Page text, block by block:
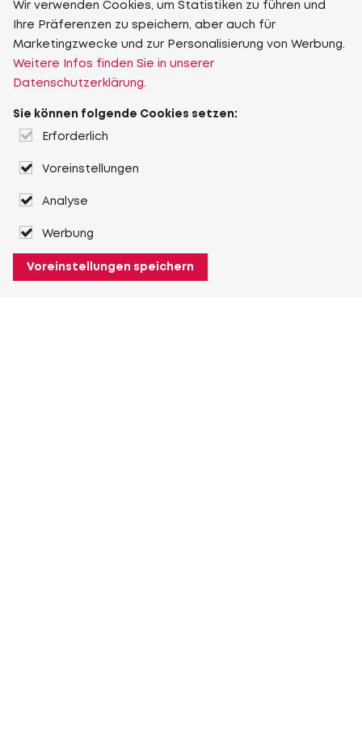
Wir verwenden Cookies, um Statistiken zu führen und
Ihre Präferenzen zu speichern, aber auch für
Marketingzwecke und zur Personalisierung von Werbung.
Weitere Infos finden Sie in unserer
Datenschutzerklärung.
Sie können folgende Cookies setzen:
Erforderlich
Voreinstellungen
Analyse
Werbung
Voreinstellungen speichern